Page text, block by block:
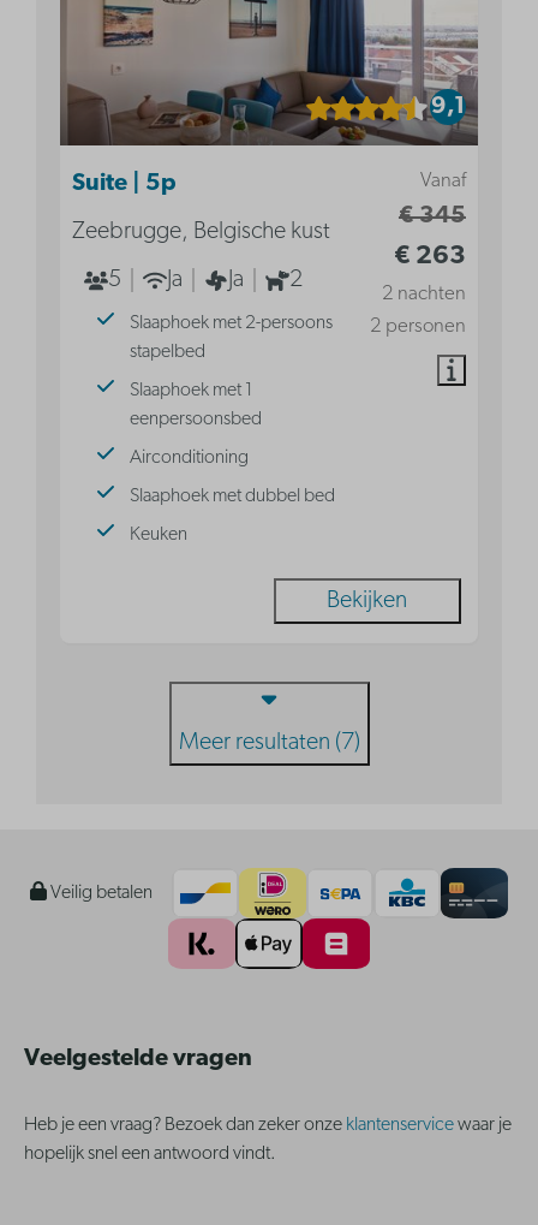
9,1
Vanaf
€ 345
€ 263
2 nachten
2 personen
Suite | 5p
Zeebrugge, Belgische kust
5
Ja Ja 2
Slaaphoek met 2-persoons
stapelbed
Slaaphoek met 1
eenpersoonsbed
Airconditioning
Slaaphoek met dubbel bed
Keuken
Bekijken
Meer resultaten (7)
Veilig betalen
Veelgestelde vragen
Heb je een vraag? Bezoek dan zeker onze klantenservicewaar je
hopelijk snel een antwoord vindt.